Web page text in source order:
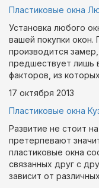
Пластиковые окна
Установка любого
вашей покупки окон.
производится
предшествует лишь
факторов, из
17 октября 2013
Пластиковые окна
Развитие не стоит
претерпевают
пластиковые окна
связанных друг с
зависит от